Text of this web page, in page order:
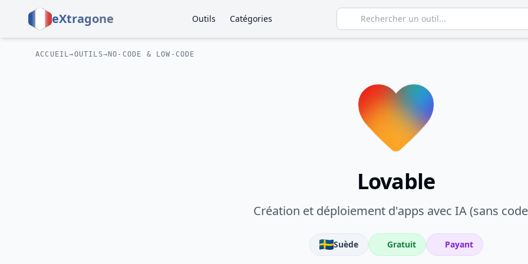
eXtragone Outils Catégories
ACCUEIL→OUTILS→ NO-CODE & LOW-CODE
Lovable
Création et déploiement d'apps avec IA (sans
Suède Gratuit Payant